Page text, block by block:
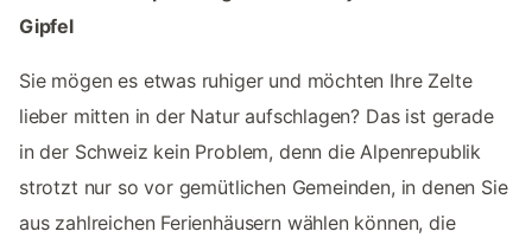
Gipfel
Sie mögen es etwas ruhiger und möchten Ihre Zelte
lieber mitten in der Natur aufschlagen? Das ist gerade
in der Schweiz kein Problem, denn die Alpenrepublik
strotzt nur so vor gemütlichen Gemeinden, in denen Sie
aus zahlreichen Ferienhäusern wählen können, die